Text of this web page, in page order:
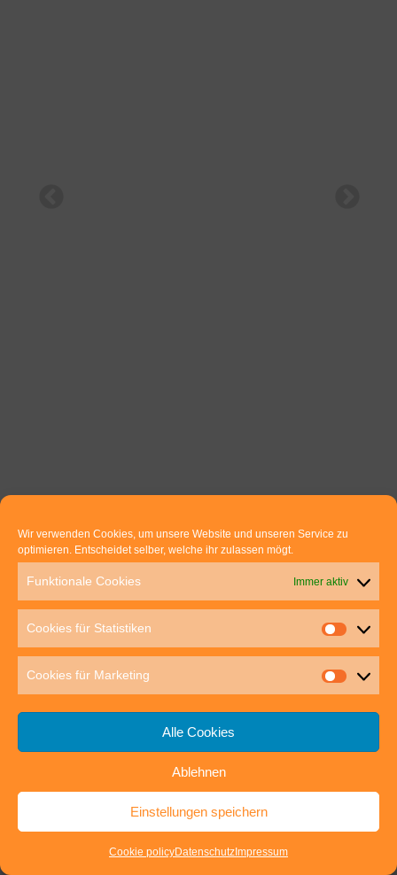
Wir verwenden Cookies, um unsere Website und unseren Service zu
optimieren. Entscheidet selber, welche ihr zulassen mögt.
Funktionale Cookies Immer aktiv
Cookies für Statistiken
Cookies für Marketing
Alle Cookies
Ablehnen
Einstellungen speichern
Cookie policyDatenschutz Impressum